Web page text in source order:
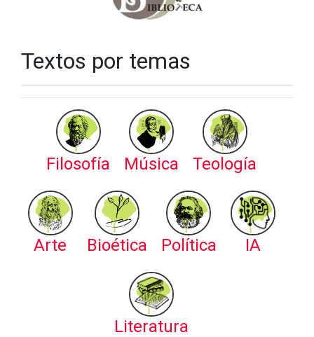
Textos por temas
Filosofía Música Teología
Arte Bioética Política IA
Literatura